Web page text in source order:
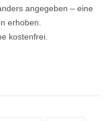
angegeben – eine
erhoben.
kostenfrei.